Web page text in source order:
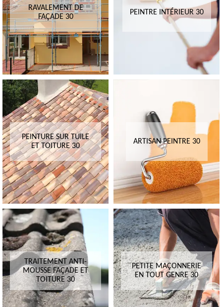
RAVALEMENT DE
FAÇADE 30
PEINTRE INTÉRIEUR 30
PEINTURE SUR TUILE
ET TOITURE 30
ARTISAN PEINTRE 30
TRAITEMENT ANTI-
MOUSSE FAÇADE ET
TOITURE 30
PETITE MAÇONNERIE
EN TOUT GENRE 30